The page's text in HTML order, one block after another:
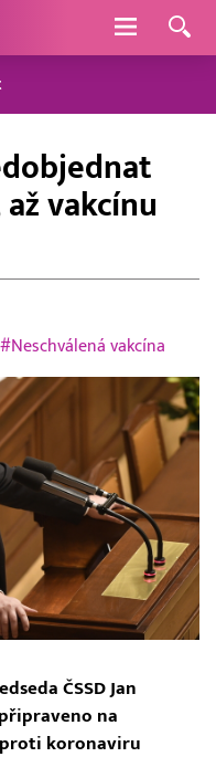
Navigace
vakcínu
#Neschválená vakcína
ČSSD Jan
na
koronaviru